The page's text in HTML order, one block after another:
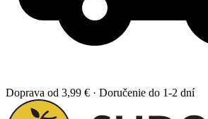
Doprava od 3,99 € · Doručenie do 1-2 dní